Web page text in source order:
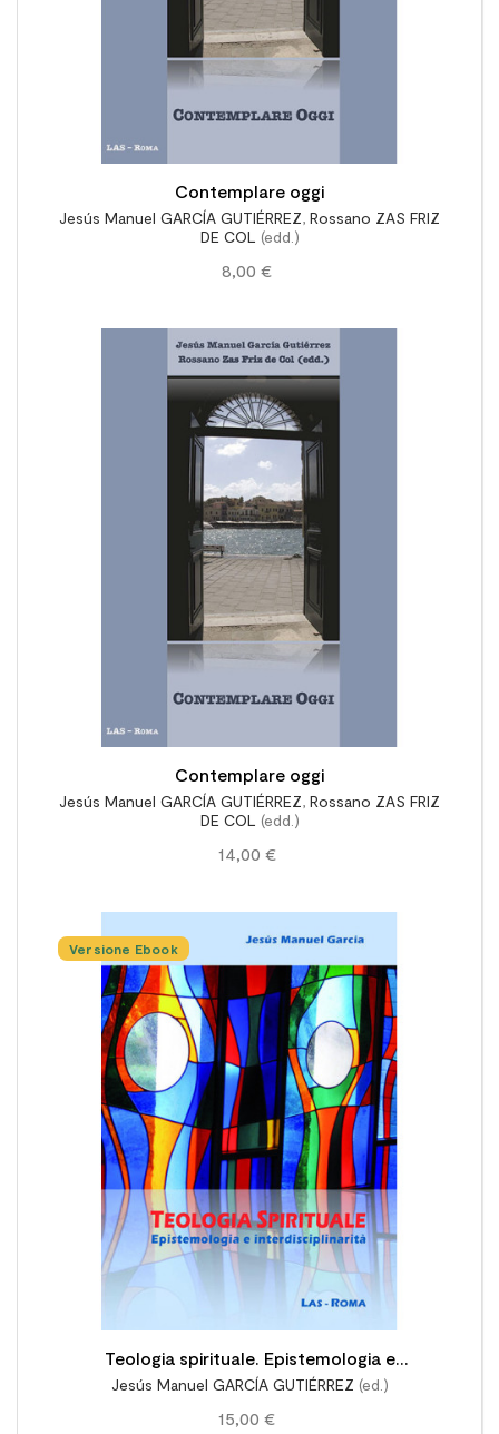
Contemplare oggi
Jesús Manuel GARCÍA GUTIÉRREZ, Rossano ZAS FRIZ
DE COL (edd.)
8,00 €
Contemplare oggi
Jesús Manuel GARCÍA GUTIÉRREZ, Rossano ZAS FRIZ
DE COL (edd.)
14,00 €
Versione Ebook
Teologia spirituale. Epistemologia e
interdisciplinarità
Jesús Manuel GARCÍA GUTIÉRREZ (ed.)
15,00 €